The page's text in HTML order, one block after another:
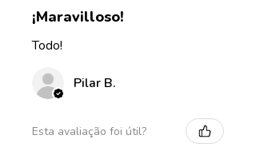
¡Maravilloso!
Todo!
Pilar B.
Esta avaliação foi útil?